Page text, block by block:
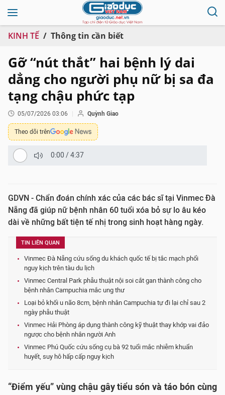
KINH TẾ Thông tin cần biết
Gỡ “nút thắt” hai bệnh lý dai
dẳng cho người phụ nữ bị sa đa
tạng chậu phức tạp
05/07/2026 03:06 Quỳnh Giao
Theo dõi trên
0:00 /4:37
GDVN - Chẩn đoán chính xác của các bác sĩ tại Vinmec Đà
Nẵng đã giúp nữ bệnh nhân 60 tuổi xóa bỏ sự lo âu kéo
dài về những bất tiện tế nhị trong sinh hoạt hàng ngày.
TIN LIÊN QUAN
Vinmec Đà Nẵng cứu sống du khách quốc tế bị tắc mạch phổi
nguy kịch trên tàu du lịch
Vinmec Central Park phẫu thuật nội soi cắt gan thành công cho
bệnh nhân Campuchia mắc ung thư
Loại bỏ khối u não 8cm, bệnh nhân Campuchia tự đi lại chỉ sau 2
ngày phẫu thuật
Vinmec Hải Phòng áp dụng thành công kỹ thuật thay khớp vai đảo
ngược cho bệnh nhân người Anh
Vinmec Phú Quốc cứu sống cụ bà 92 tuổi mắc nhiễm khuẩn
huyết, suy hô hấp cấp nguy kịch
“Điểm yếu” vùng chậu gây tiểu són và táo bón cùng